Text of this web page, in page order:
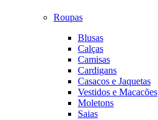
Roupas
Blusas
Calças
Camisas
Cardigans
Casacos e Jaquetas
Vestidos e Macacões
Moletons
Saias